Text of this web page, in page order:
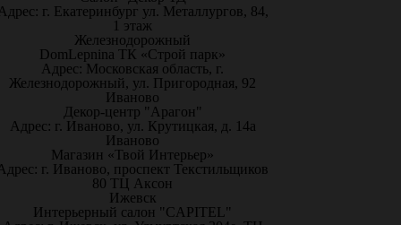
г. Екатеринбург ул. Металлургов, 84,
1 этаж
Железнодорожный
DomLepnina ТК «Строй парк»
Адрес: Московская область, г.
Железнодорожный, ул. Пригородная, 92
Иваново
Декор-центр "Арагон"
Адрес: г. Иваново, ул. Крутицкая, д. 14а
Иваново
Магазин «Твой Интерьер»
г. Иваново, проспект Текстильщиков
80 ТЦ Аксон
Ижевск
Интерьерный салон "CAPITEL"